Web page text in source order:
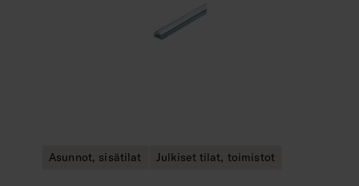
Asunnot, sisätilat Julkiset tilat, toimistot